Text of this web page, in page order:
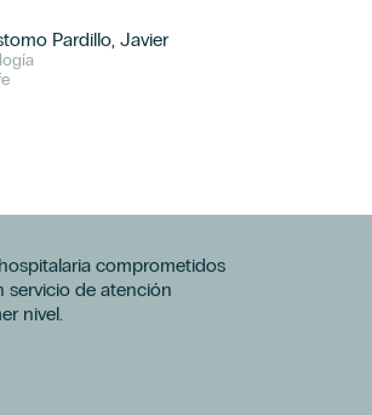
Pardillo, Javier
comprometidos
servicio de atención
nivel.